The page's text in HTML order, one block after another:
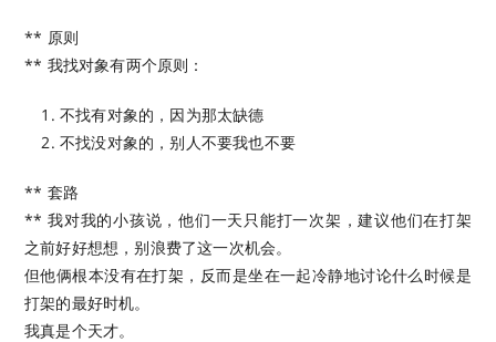
** 原则
** 我找对象有两个原则：
不找有对象的，因为那太缺德
不找没对象的，别人不要我也不要
** 套路
** 我对我的小孩说，他们一天只能打一次架，建议他们在打架
之前好好想想，别浪费了这一次机会。
但他俩根本没有在打架，反而是坐在一起冷静地讨论什么时候是
打架的最好时机。
我真是个天才。